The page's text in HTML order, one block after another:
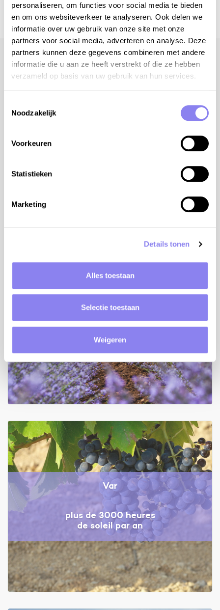
personaliseren, om functies voor social media te bieden
en om ons websiteverkeer te analyseren. Ook delen we
informatie over uw gebruik van onze site met onze
partners voor social media, adverteren en analyse. Deze
partners kunnen deze gegevens combineren met andere
informatie die u aan ze heeft verstrekt of die ze hebben
verzameld op basis van uw gebruik van hun services.
Noodzakelijk
Voorkeuren
Statistieken
Marketing
Details tonen
Alles toestaan
Selectie toestaan
Weigeren
Recevez nos conseils de voyage
destinations populaires
Pour vous faciliter votre recherche, veuillez trouvez
ci-dessous quelques endroits qui plaisent a beaucoup
Vaucluse
Var
plus de 3000 heures
de soleil par an